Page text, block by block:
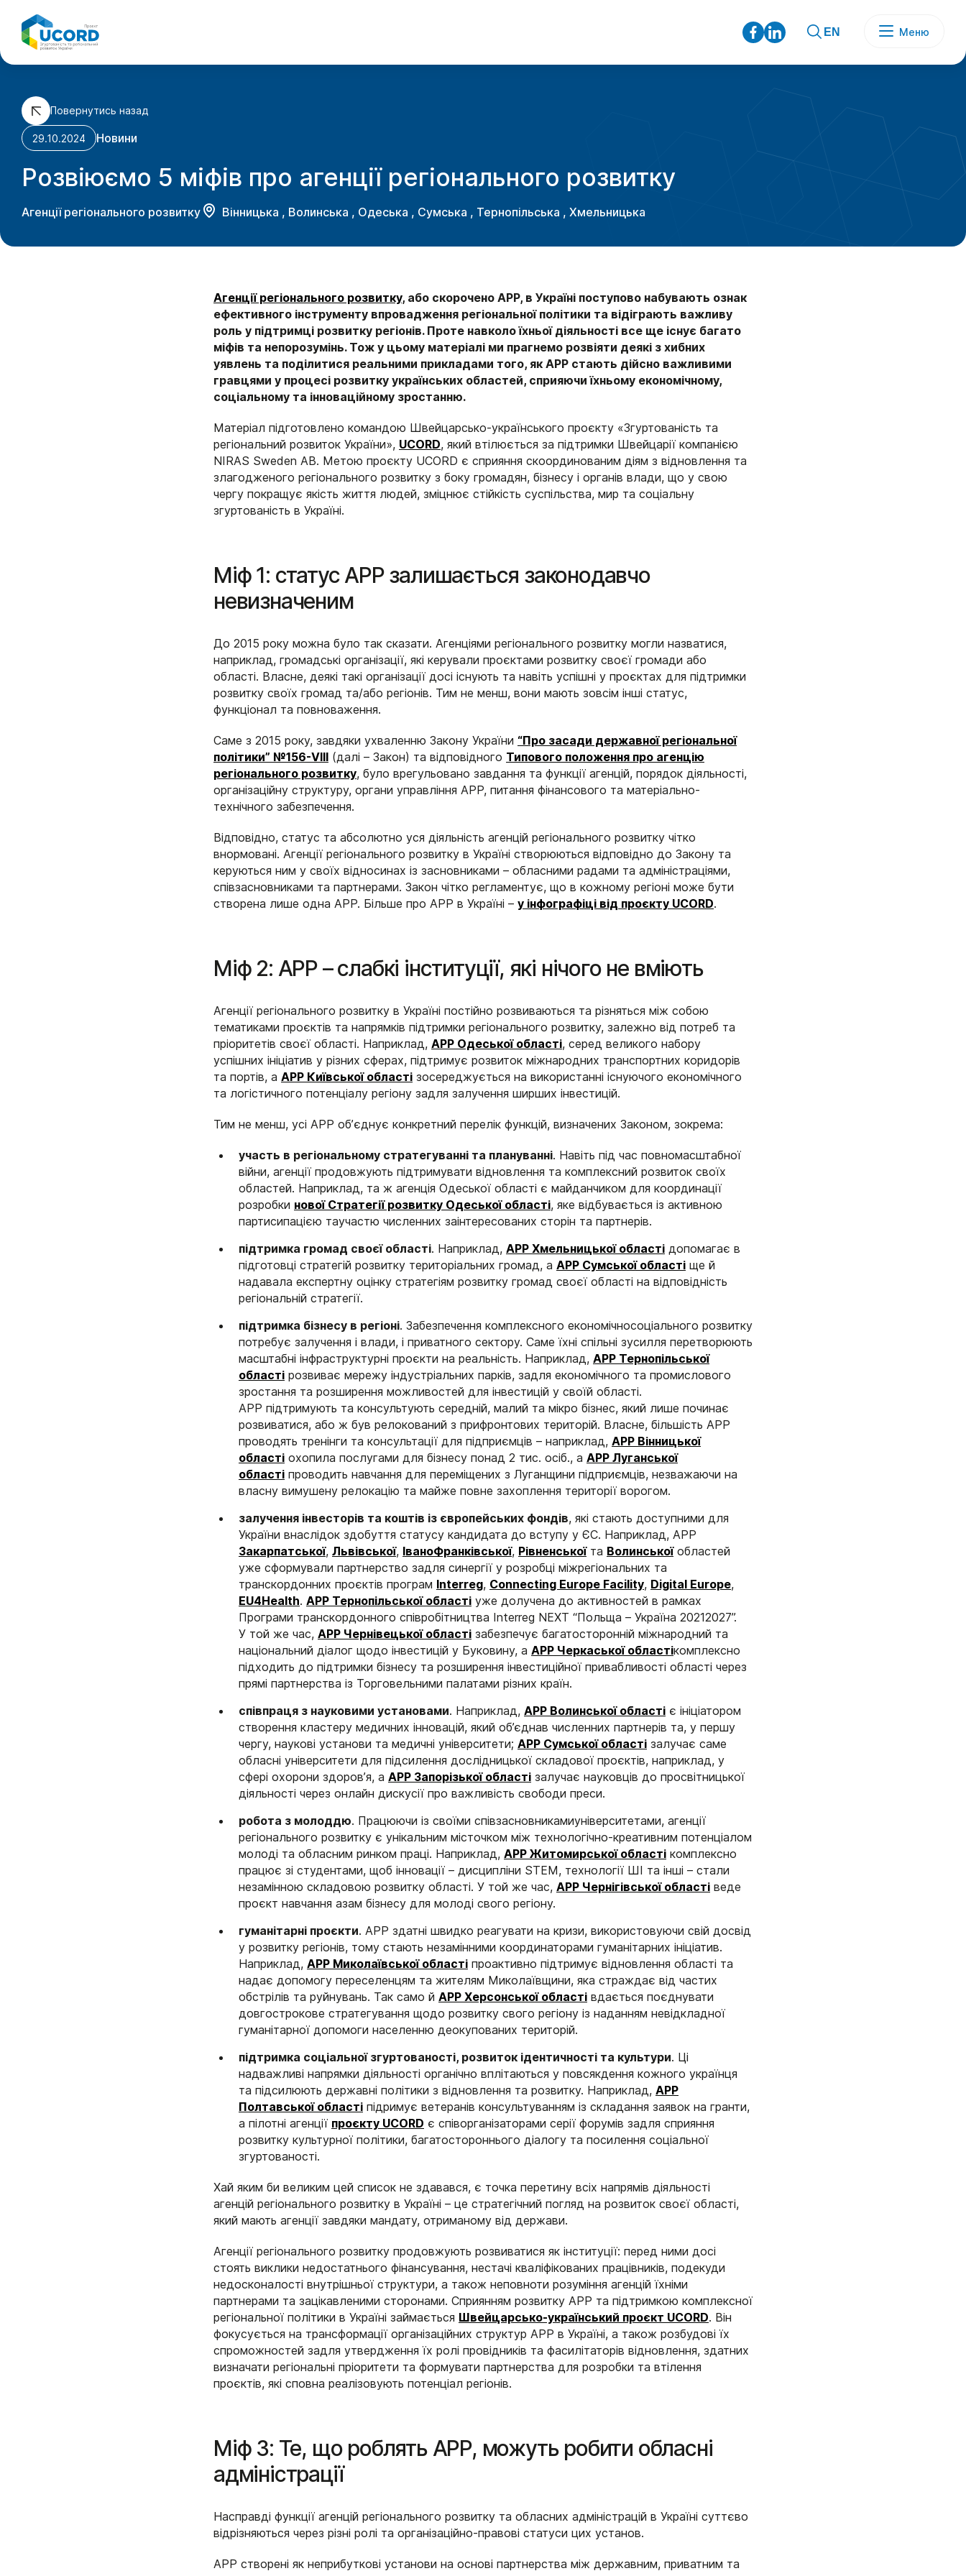
content
EN Меню
Повернутись назад
29.10.2024 Новини
Розвіюємо 5 міфів про агенції регіонального розвитку
Агенції регіонального розвитку Вінницька , Волинська , Одеська , Сумська , Тернопільська , Хмельницька
Агенції регіонального розвитку, або скорочено АРР, в Україні поступово набувають ознак
ефективного інструменту впровадження регіональної політики та відіграють важливу
роль у підтримці розвитку регіонів. Проте навколо їхньої діяльності все ще існує багато
міфів та непорозумінь. Тож у цьому матеріалі ми прагнемо розвіяти деякі з хибних
уявлень та поділитися реальними прикладами того, як АРР стають дійсно важливими
гравцями у процесі розвитку українських областей, сприяючи їхньому економічному,
соціальному та інноваційному зростанню.
Матеріал підготовлено командою Швейцарсько-українського проєкту «Згуртованість та
регіональний розвиток України», UCORD, який втілюється за підтримки Швейцарії компанією
NIRAS Sweden AB. Метою проєкту UCORD є сприяння скоординованим діям з відновлення та
злагодженого регіонального розвитку з боку громадян, бізнесу і органів влади, що у свою
чергу покращує якість життя людей, зміцнює стійкість суспільства, мир та соціальну
згуртованість в Україні.
Міф 1: статус АРР залишається законодавчо
невизначеним
До 2015 року можна було так сказати. Агенціями регіонального розвитку могли назватися,
наприклад, громадські організації, які керували проєктами розвитку своєї громади або
області. Власне, деякі такі організації досі існують та навіть успішні у проєктах для підтримки
розвитку своїх громад та/або регіонів. Тим не менш, вони мають зовсім інші статус,
функціонал та повноваження.
Саме з 2015 року, завдяки ухваленню Закону України “Про засади державної регіональної
політики” №156-VIII (далі – Закон) та відповідного Типового положення про агенцію
регіонального розвитку, було врегульовано завдання та функції агенцій, порядок діяльності,
організаційну структуру, органи управління АРР, питання фінансового та матеріально-
технічного забезпечення.
Відповідно, статус та абсолютно уся діяльність агенцій регіонального розвитку чітко
внормовані. Агенції регіонального розвитку в Україні створюються відповідно до Закону та
керуються ним у своїх відносинах із засновниками – обласними радами та адміністраціями,
співзасновниками та партнерами. Закон чітко регламентує, що в кожному регіоні може бути
створена лише одна АРР. Більше про АРР в Україні – у інфографіці від проєкту UCORD.
Міф 2: АРР – слабкі інституції, які нічого не вміють
Агенції регіонального розвитку в Україні постійно розвиваються та різняться між собою
тематиками проєктів та напрямків підтримки регіонального розвитку, залежно від потреб та
пріоритетів своєї області. Наприклад, АРР Одеської області, серед великого набору
успішних ініціатив у різних сферах, підтримує розвиток міжнародних транспортних коридорів
та портів, а АРР Київської області зосереджується на використанні існуючого економічного
та логістичного потенціалу регіону задля залучення ширших інвестицій.
Тим не менш, усі АРР обʼєднує конкретний перелік функцій, визначених Законом, зокрема:
участь в регіональному стратегуванні та плануванні. Навіть під час повномасштабної
війни, агенції продовжують підтримувати відновлення та комплексний розвиток своїх
областей. Наприклад, та ж агенція Одеської області є майданчиком для координації
розробки нової Стратегії розвитку Одеської області, яке відбувається із активною
партисипацією таучастю численних заінтересованих сторін та партнерів.
підтримка громад своєї області. Наприклад, АРР Хмельницької області допомагає в
підготовці стратегій розвитку територіальних громад, а АРР Сумської області ще й
надавала експертну оцінку стратегіям розвитку громад своєї області на відповідність
регіональній стратегії.
підтримка бізнесу в регіоні. Забезпечення комплексного економічносоціального розвитку
потребує залучення і влади, і приватного сектору. Саме їхні спільні зусилля перетворюють
масштабні інфраструктурні проєкти на реальність. Наприклад, АРР Тернопільської
області розвиває мережу індустріальних парків, задля економічного та промислового
зростання та розширення можливостей для інвестицій у своїй області.
АРР підтримують та консультують середній, малий та мікро бізнес, який лише починає
розвиватися, або ж був релокований з прифронтових територій. Власне, більшість АРР
проводять тренінги та консультації для підприємців – наприклад, АРР Вінницької
області охопила послугами для бізнесу понад 2 тис. осіб., а АРР Луганської
області проводить навчання для переміщених з Луганщини підприємців, незважаючи на
власну вимушену релокацію та майже повне захоплення території ворогом.
залучення інвесторів та коштів із європейських фондів, які стають доступними для
України внаслідок здобуття статусу кандидата до вступу у ЄС. Наприклад, АРР
Закарпатської, Львівської, ІваноФранківської, Рівненськоїта Волинськоїобластей
уже сформували партнерство задля синергії у розробці міжрегіональних та
транскордонних проєктів програм Interreg, Connecting Europe Facility, Digital Europe,
EU4Health. АРР Тернопільської області уже долучена до активностей в рамках
Програми транскордонного співробітництва Interreg NEXT “Польща – Україна 20212027”.
У той же час, АРР Чернівецької області забезпечує багатосторонній міжнародний та
національний діалог щодо інвестицій у Буковину, а АРР Черкаської областікомплексно
підходить до підтримки бізнесу та розширення інвестиційної привабливості області через
прямі партнерства із Торговельними палатами різних країн.
співпраця з науковими установами. Наприклад, АРР Волинської області є ініціатором
створення кластеру медичних інновацій, який об’єднав численних партнерів та, у першу
чергу, наукові установи та медичні університети; АРР Сумської області залучає саме
обласні університети для підсилення дослідницької складової проєктів, наприклад, у
сфері охорони здоровʼя, а АРР Запорізької області залучає науковців до просвітницької
діяльності через онлайн дискусії про важливість свободи преси.
робота з молоддю. Працюючи із своїми співзасновникамиуніверситетами, агенції
регіонального розвитку є унікальним місточком між технологічно-креативним потенціалом
молоді та обласним ринком праці. Наприклад, АРР Житомирської області комплексно
працює зі студентами, щоб інновації – дисципліни STEM, технології ШІ та інші – стали
незамінною складовою розвитку області. У той же час, АРР Чернігівської області веде
проєкт навчання азам бізнесу для молоді свого регіону.
гуманітарні проєкти. АРР здатні швидко реагувати на кризи, використовуючи свій досвід
у розвитку регіонів, тому стають незамінними координаторами гуманітарних ініціатив.
Наприклад, АРР Миколаївської області проактивно підтримує відновлення області та
надає допомогу переселенцям та жителям Миколаївщини, яка страждає від частих
обстрілів та руйнувань. Так само й АРР Херсонської області вдається поєднувати
довгострокове стратегування щодо розвитку свого регіону із наданням невідкладної
гуманітарної допомоги населенню деокупованих територій.
підтримка соціальної згуртованості, розвиток ідентичності та культури. Ці
надважливі напрямки діяльності органічно вплітаються у повсякдення кожного українця
та підсилюють державні політики з відновлення та розвитку. Наприклад, АРР
Полтавської області підримує ветеранів консультуванням із складання заявок на гранти,
а пілотні агенції проєкту UCORD є співорганізаторами серії форумів задля сприяння
розвитку культурної політики, багатостороннього діалогу та посилення соціальної
згуртованості.
Хай яким би великим цей список не здавався, є точка перетину всіх напрямів діяльності
агенцій регіонального розвитку в Україні – це стратегічний погляд на розвиток своєї області,
який мають агенції завдяки мандату, отриманому від держави.
Агенції регіонального розвитку продовжують розвиватися як інституції: перед ними досі
стоять виклики недостатнього фінансування, нестачі кваліфікованих працівників, подекуди
недосконалості внутрішньої структури, а також неповноти розуміння агенцій їхніми
партнерами та зацікавленими сторонами. Сприянням розвитку АРР та підтримкою комплексної
регіональної політики в Україні займається Швейцарсько-український проєкт UCORD. Він
фокусується на трансформації організаційних структур АРР в Україні, а також розбудові їх
спроможностей задля утвердження їх ролі провідників та фасилітаторів відновлення, здатних
визначати регіональні пріоритети та формувати партнерства для розробки та втілення
проєктів, які сповна реалізовують потенціал регіонів.
Міф 3: Те, що роблять АРР, можуть робити обласні
адміністрації
Насправді функції агенцій регіонального розвитку та обласних адміністрацій в Україні суттєво
відрізняються через різні ролі та організаційно-правові статуси цих установ.
АРР створені як неприбуткові установи на основі партнерства між державним, приватним та